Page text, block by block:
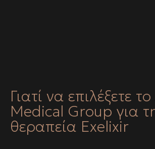
Γιατί να επιλέξετε
Medical Group για
θεραπεία Exelixir